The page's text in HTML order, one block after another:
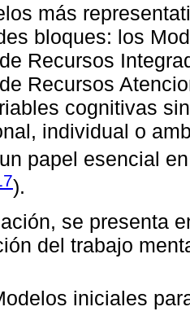
más
bloques: los
Recursos
Recursos
cognitivas
individual o
papel esencial
).
se presenta
del trabajo
iniciales